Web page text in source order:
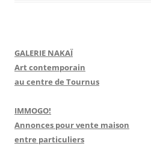
GALERIE NAKAÏ
Art contemporain
au centre de Tournus
IMMOGO!
Annonces pour vente maison
entre particuliers